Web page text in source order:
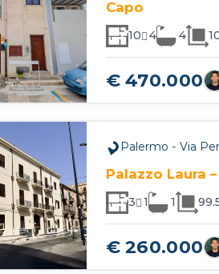
Capo
10 4 4
€ 470.000
Palermo - Via
Palazzo Laura
3 1 1
€ 260.000